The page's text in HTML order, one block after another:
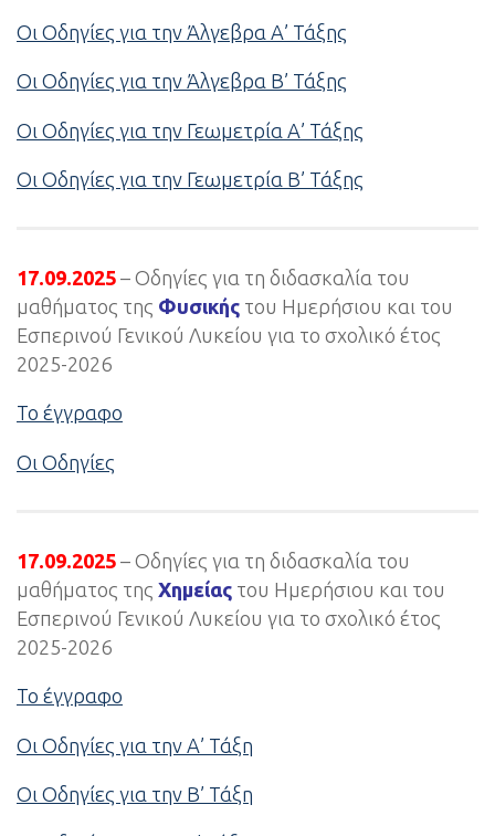
Οι Οδηγίες για την Άλγεβρα Α’ Τάξης
Οι Οδηγίες για την Άλγεβρα Β’ Τάξης
Οι Οδηγίες για την Γεωμετρία Α’ Τάξης
Οι Οδηγίες για την Γεωμετρία Β’ Τάξης
17.09.2025 – Οδηγίες για τη διδασκαλία του
μαθήματος της Φυσικής του Ημερήσιου και του
Εσπερινού Γενικού Λυκείου για το σχολικό έτος
2025-2026
Το έγγραφο
Οι Οδηγίες
17.09.2025 – Οδηγίες για τη διδασκαλία του
μαθήματος της Χημείας του Ημερήσιου και του
Εσπερινού Γενικού Λυκείου για το σχολικό έτος
2025-2026
Το έγγραφο
Οι Οδηγίες για την Α’ Τάξη
Οι Οδηγίες για την Β’ Τάξη